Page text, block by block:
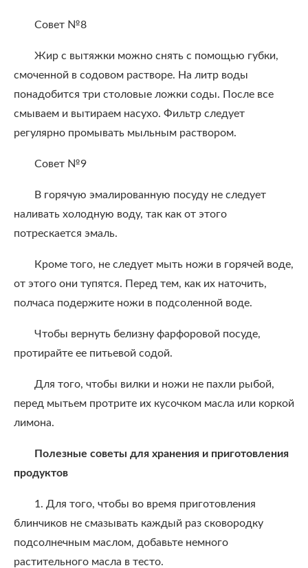
Совет №8
Жир с вытяжки можно снять с помощью губки,
смоченной в содовом растворе. На литр воды
понадобится три столовые ложки соды. После все
смываем и вытираем насухо. Фильтр следует
регулярно промывать мыльным раствором.
Совет №9
В горячую эмалированную посуду не следует
наливать холодную воду, так как от этого
потрескается эмаль.
Кроме того, не следует мыть ножи в горячей воде,
от этого они тупятся. Перед тем, как их наточить,
полчаса подержите ножи в подсоленной воде.
Чтобы вернуть белизну фарфоровой посуде,
протирайте ее питьевой содой.
Для того, чтобы вилки и ножи не пахли рыбой,
перед мытьем протрите их кусочком масла или коркой
лимона.
Полезные советы для хранения и приготовления
продуктов
1. Для того, чтобы во время приготовления
блинчиков не смазывать каждый раз сковородку
подсолнечным маслом, добавьте немного
растительного масла в тесто.